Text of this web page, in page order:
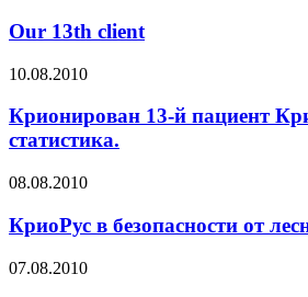
Our 13th client
10.08.2010
Крионирован 13-й пациент
статистика.
08.08.2010
КриоРус в безопасности от
07.08.2010